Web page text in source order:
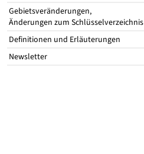
Gebietsveränderungen,
Änderungen zum Schlüsselverzeichnis
Definitionen und Erläuterungen
Newsletter